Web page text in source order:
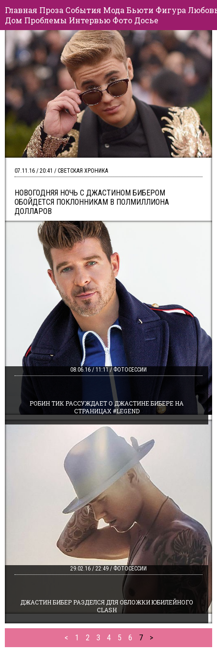
Главная Проза События Мода Бьюти Фигура
Дом Проблемы Интервью Фото Досье
НОВОГОДНЯЯ НОЧЬ С ДЖАСТИНОМ БИБЕРОМ
ОБОЙДЕТСЯ ПОКЛОННИКАМ В ПОЛМИЛЛИОНА
ДОЛЛАРОВ
07.11.16 / 20:41 / СВЕТСКАЯ ХРОНИКА
РОБИН ТИК РАССУЖДАЕТ О ДЖАСТИНЕ БИБЕРЕ НА
СТРАНИЦАХ #LEGEND
08.06.16 / 11:11 / ФОТОСЕССИИ
ДЖАСТИН БИБЕР РАЗДЕЛСЯ ДЛЯ ОБЛОЖКИ ЮБИЛЕЙНОГО
CLASH
29.02.16 / 22:49 / ФОТОСЕССИИ
< 1 2 3 4 5 6 7 >